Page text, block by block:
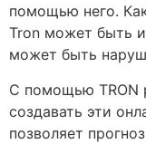
помощью него.
Tron может быть
может быть
С помощью TRON
создавать эти
позволяет